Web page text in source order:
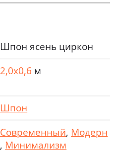
Шпон ясень циркон
2,0х0,6 м
Шпон
Современный, Модерн
, Минимализм